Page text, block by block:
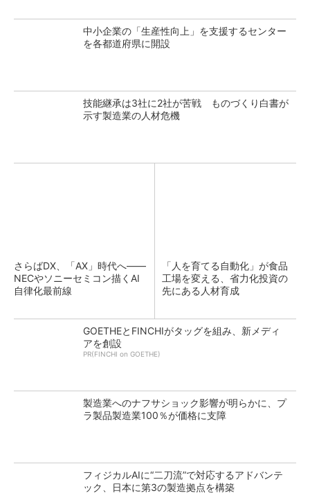
中小企業の「生産性向上」を支援するセンター
を各都道府県に開設
技能継承は3社に2社が苦戦 ものづくり白書が
示す製造業の人材危機
さらばDX、「AX」時代へ――
NECやソニーセミコン描くAI
自律化最前線
「人を育てる自動化」が食品
工場を変える、省力化投資の
先にある人材育成
GOETHEとFINCHIがタッグを組み、新メディ
アを創設
PR(FINCHI on GOETHE)
製造業へのナフサショック影響が明らかに、プ
ラ製品製造業100％が価格に支障
フィジカルAIに“二刀流”で対応するアドバンテ
ック、日本に第3の製造拠点を構築